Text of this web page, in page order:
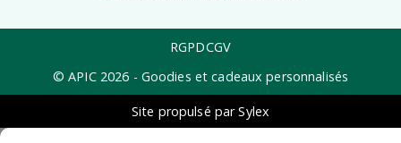
RGPDCGV
© APIC 2026 - Goodies et cadeaux personnalisés
Site propulsé par Sylex